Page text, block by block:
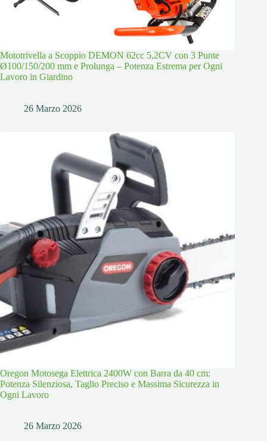
Mototrivella a Scoppio DEMON 62cc 5,2CV con 3 Punte
Ø100/150/200 mm e Prolunga – Potenza Estrema per Ogni
Lavoro in Giardino
26 Marzo 2026
Oregon Motosega Elettrica 2400W con Barra da 40 cm:
Potenza Silenziosa, Taglio Preciso e Massima Sicurezza in
Ogni Lavoro
26 Marzo 2026